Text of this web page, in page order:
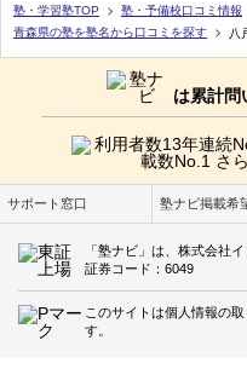
塾・学習塾TOP 塾・予備校口コミ情報
青森県の塾を塾名から口コミを探す
八
は累計問
サポート窓口 塾ナビ掲載希
「塾ナビ」は、株式会社
証券コード：6049
このサイトは個人情報の
す。